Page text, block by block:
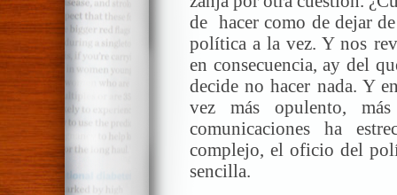
de hacer como de dejar
política a la vez. Y nos
en consecuencia, ay del
decide no hacer nada. Y
vez más opulento,
comunicaciones ha
complejo, el oficio del
sencilla.